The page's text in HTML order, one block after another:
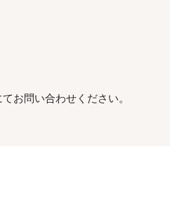
お問い合わせください。